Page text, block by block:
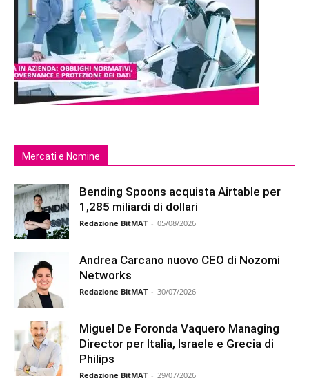
Mercati e Nomine
Bending Spoons acquista Airtable per
1,285 miliardi di dollari
Redazione BitMAT - 05/08/2026
Andrea Carcano nuovo CEO di Nozomi
Networks
Redazione BitMAT - 30/07/2026
Miguel De Foronda Vaquero Managing
Director per Italia, Israele e Grecia di
Philips
Redazione BitMAT - 29/07/2026